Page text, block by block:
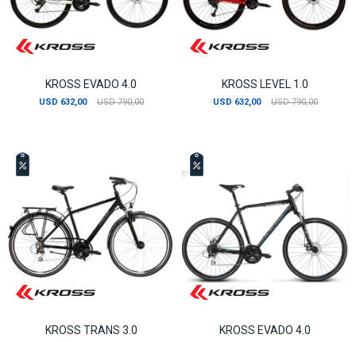
KROSS EVADO 4.0
USD 632,00 USD 790,00
KROSS LEVEL 1.0
USD 632,00 USD 790,00
KROSS TRANS 3.0 KROSS EVADO 4.0